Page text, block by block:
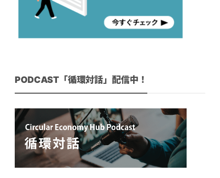
PODCAST「循環対話」配信中！